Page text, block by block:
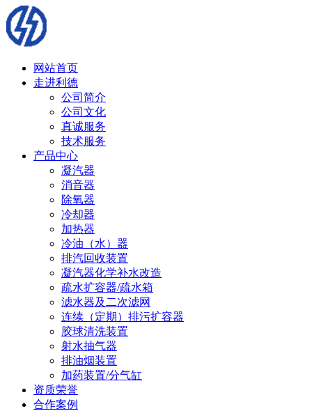
网站首页
走进利德
公司简介
公司文化
真诚服务
技术服务
产品中心
凝汽器
消音器
除氧器
冷却器
加热器
冷油（水）器
排汽回收装置
凝汽器化学补水改造
疏水扩容器/疏水箱
滤水器及二次滤网
连续（定期）排污扩容器
胶球清洗装置
射水抽气器
排油烟装置
加药装置/分气缸
资质荣誉
合作案例